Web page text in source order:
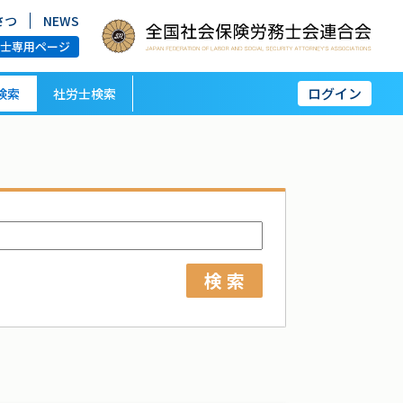
つ NEWS
専用ページ
索 社労士検索 ログイン
検 索